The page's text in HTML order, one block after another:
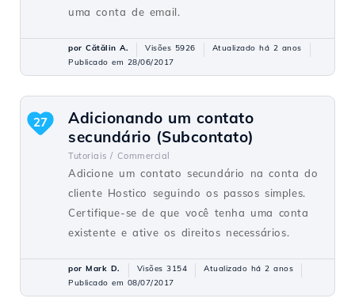
uma conta de email.
por Cătălin A. Visões 5926
Atualizado há 2 anos
Publicado em 28/06/2017
Adicionando um contato
secundário (Subcontato)
Tutoriais / Commercial
Adicione um contato secundário na conta do
cliente Hostico seguindo os passos simples.
Certifique-se de que você tenha uma conta
existente e ative os direitos necessários.
27
por Mark D. Visões 3154
Atualizado há 2 anos
Publicado em 08/07/2017